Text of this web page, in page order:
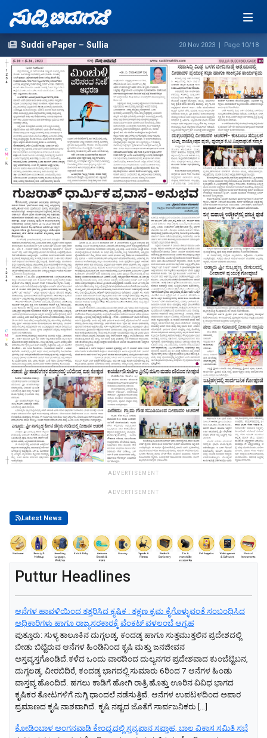
ADVERTISEMENT
Suddi ePaper – Sullia 20 Nov 2023 | Page 10/18
ADVERTISEMENT
Latest News
Puttur Headlines
ಆನೆಗಳ ಹಾವಳಿಯಿಂದ ತತ್ತರಿಸಿದ ಕೃಷಿಕ : ತಕ್ಷಣ ಕ್ರಮ ಕೈಗೊಳ್ಳುವಂತೆ ಸಂಬಂಧಿಸಿದ
ಅಧಿಕಾರಿಗಳು ಹಾಗೂ ರಾಜ್ಯಸರಕಾರಕ್ಕೆ ವೆಂಕಟ್ ವಳಲಂಬೆ ಆಗ್ರಹ
ಪುತ್ತೂರು: ಸುಳ್ಯ ತಾಲೂಕಿನ ದುಗ್ಗಲಡ್ಕ, ಕಂದಡ್ಕ ಹಾಗೂ ಸುತ್ತಮುತ್ತಲಿನ ಪ್ರದೇಶದಲ್ಲಿ
ಬೀಡು ಬಿಟ್ಟಿರುವ ಆನೆಗಳ ಹಿಂಡಿನಿಂದ ಕೃಷಿ ಮತ್ತು ಜನಜೀವನ
ಅಸ್ತವ್ಯಸ್ತಗೊಂಡಿದೆ.ಕಳೆದ ಒಂದು ವಾರದಿಂದ ದುಲ್ಯನಗರ ಪ್ರದೇಶವಾದ ಕುಂಬೆಟ್ಟಿಬನ,
ದುಗ್ಗಲಡ್ಕ, ವೀರಬಿದಿರೆ, ಕಂದಡ್ಕ ಭಾಗದಲ್ಲಿ ಸುಮಾರು 6ರಿಂದ 7 ಆನೆಗಳ ಹಿಂಡು
ವಾಸ್ತವ್ಯ ಹೊಂದಿದೆ. ಹಗಲು ಕಾಡಿಗೆ ಹೋಗಿ ರಾತ್ರಿ ಹೊತ್ತು ಊರಿನ ವಿವಿಧ ಭಾಗದ
ಕೃಷಿಕರ ತೋಟಗಳಿಗೆ ನುಗ್ಗಿ ಧಾಂದಲೆ ನಡೆಸುತ್ತಿವೆ. ಆನೆಗಳ ಉಪಟಳದಿಂದ ಅಪಾರ
ಪ್ರಮಾಣದ ಕೃಷಿ ನಾಶವಾಗಿದೆ. ಕೃಷಿ ನಷ್ಟದ ಜೊತೆಗೆ ಸಾರ್ವಜನಿಕರು […]
ಕೋಡಿಂಬಾಳ ಅಂಗನವಾಡಿ ಕೇಂದ್ರದಲ್ಲಿ ಸ್ತನ್ಯಪಾನ ಸಪ್ತಾಹ, ಬಾಲ ವಿಕಾಸ ಸಮಿತಿ ಸಭೆ